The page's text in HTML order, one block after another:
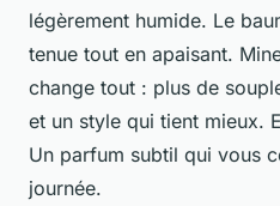
légèrement humide. Le
tenue tout en apaisant.
change tout : plus de
et un style qui tient mieux.
Un parfum subtil qui vous
journée.